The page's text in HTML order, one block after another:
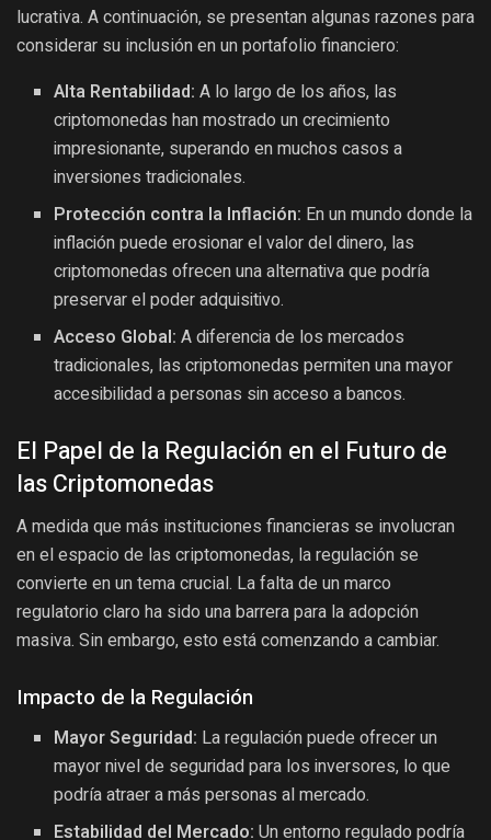
lucrativa. A continuación, se presentan algunas razones para
considerar su inclusión en un portafolio financiero:
Alta Rentabilidad: A lo largo de los años, las
criptomonedas han mostrado un crecimiento
impresionante, superando en muchos casos a
inversiones tradicionales.
Protección contra la Inflación: En un mundo donde la
inflación puede erosionar el valor del dinero, las
criptomonedas ofrecen una alternativa que podría
preservar el poder adquisitivo.
Acceso Global: A diferencia de los mercados
tradicionales, las criptomonedas permiten una mayor
accesibilidad a personas sin acceso a bancos.
El Papel de la Regulación en el Futuro de
las Criptomonedas
A medida que más instituciones financieras se involucran
en el espacio de las criptomonedas, la regulación se
convierte en un tema crucial. La falta de un marco
regulatorio claro ha sido una barrera para la adopción
masiva. Sin embargo, esto está comenzando a cambiar.
Impacto de la Regulación
Mayor Seguridad: La regulación puede ofrecer un
mayor nivel de seguridad para los inversores, lo que
podría atraer a más personas al mercado.
Estabilidad del Mercado: Un entorno regulado podría